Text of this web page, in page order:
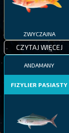
ZWYCZAJNA
CZYTAJ WIĘCEJ
ANDAMANY
FIZYLIER PASIASTY